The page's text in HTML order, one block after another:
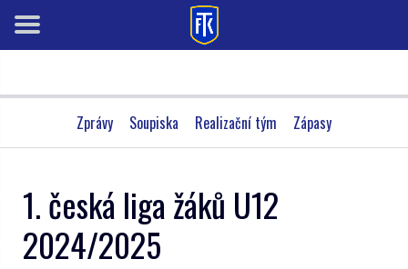
Zprávy Soupiska Realizační tým Zápasy
1. česká liga žáků U12
2024/2025